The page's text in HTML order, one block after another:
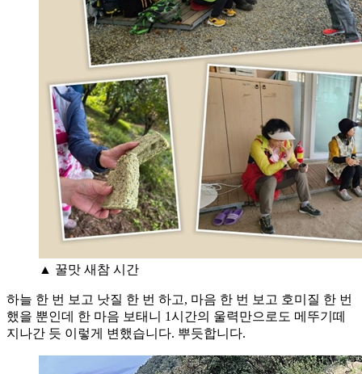
▲ 꿀맛 새참 시간
하늘 한 번 보고 낫질 한 번 하고, 마음 한 번 보고 호미질 한 번
했을 뿐인데 한 마음 보태니 1시간의 울력만으로도 메뚜기떼
지나간 듯 이렇게 변했습니다. 뿌듯합니다.